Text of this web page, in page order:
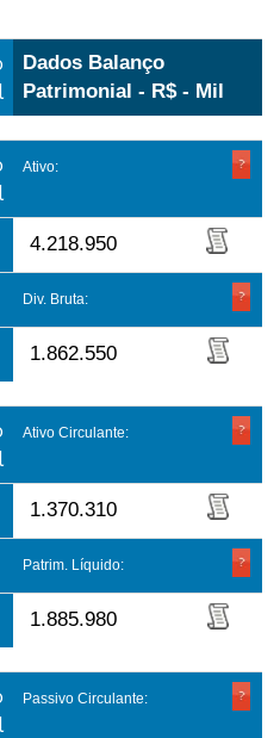
Dados Balanço
Patrimonial - R$ - Mil
Ativo:
4.218.950
Div. Bruta:
1.862.550
Ativo Circulante:
1.370.310
Patrim. Líquido:
1.885.980
Passivo Circulante: